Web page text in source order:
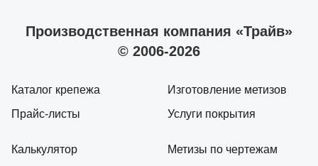
Производственная компания «Трайв»
© 2006-2026
Каталог крепежа
Прайс-листы
Калькулятор
Изготовление метизов
Услуги покрытия
Метизы по чертежам